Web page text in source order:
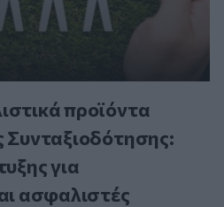
προϊόντα
Συνταξιοδότησης:
για
ασφαλιστές